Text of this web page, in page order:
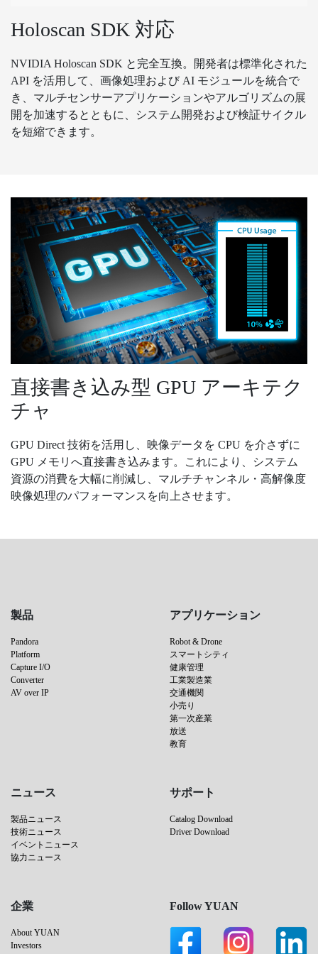
Holoscan SDK 対応
NVIDIA Holoscan SDK と完全互換。開発者は標準化された
API を活用して、画像処理および AI モジュールを統合で
き、マルチセンサーアプリケーションやアルゴリズムの展
開を加速するとともに、システム開発および検証サイクル
を短縮できます。
直接書き込み型 GPU アーキテク
チャ
GPU Direct 技術を活用し、映像データを CPU を介さずに
GPU メモリへ直接書き込みます。これにより、システム
資源の消費を大幅に削減し、マルチチャンネル・高解像度
映像処理のパフォーマンスを向上させます。
製品
Pandora
Platform
Capture I/O
Converter
AV over IP
アプリケーション
Robot & Drone
スマートシティ
健康管理
工業製造業
交通機関
小売り
第一次産業
放送
教育
ニュース
製品ニュース
技術ニュース
イベントニュース
協力ニュース
サポート
Catalog Download
Driver Download
企業
About YUAN
Investors
Follow YUAN